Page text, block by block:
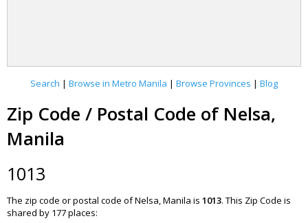
Search | Browse in Metro Manila | Browse Provinces | Blog
Zip Code / Postal Code of Nelsa,
Manila
1013
The zip code or postal code of Nelsa, Manila is 1013. This Zip Code is
shared by 177 places: